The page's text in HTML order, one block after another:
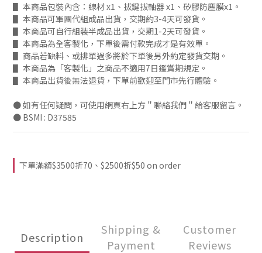
▋ 本商品包裝內含：線材 x1、拔鍵拔軸器 x1、矽膠防塵膜x1。
▋ 本商品可軍團代組成品出貨，交期約3-4天可發貨。
▋ 本商品可自行組裝半成品出貨，交期1-2天可發貨。
▋ 本商品為全客製化，下單後需付款完成才是有效單。
▋ 商品若缺料、或排單過多將於下單後另外約定發貨交期。
▋ 本商品為「客製化」之商品不適用7日鑑賞期規定。
▋ 本商品出貨後無法退貨，下單前歡迎至門市先行體驗。
● 如有任何疑問，可使用網頁右上方＂聯絡我們＂給客服留言。
● BSMI : D37585
下單滿額$3500折70、$2500折$50 on order
Description
Shipping &
Payment
Customer
Reviews